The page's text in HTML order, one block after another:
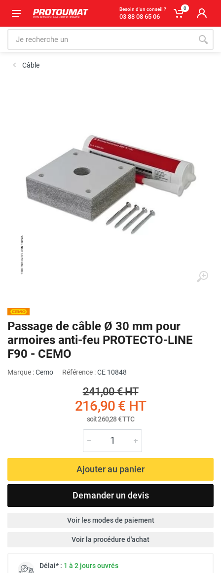
Besoin d'un conseil ?
03 88 08 65 06
0
Câble
Passage de câble Ø 30 mm pour
armoires anti-feu PROTECTO-LINE
F90 - CEMO
Marque :Cemo Référence :CE 10848
241,00 €HT
216,90 € HT
soit260,28 €TTC
Ajouter au panier
Demander un devis
Voir les modes de paiement
Voir la procédure d'achat
Délai* : 1 à 2 jours ouvrés